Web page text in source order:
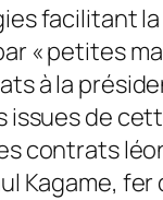
facilitant
« petites
à la
de
contrats
Kagame,